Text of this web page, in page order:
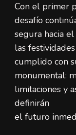
Con el primer
desafío
segura hacia
las
cumplido con
monumental:
limitaciones y
definirán
el futuro